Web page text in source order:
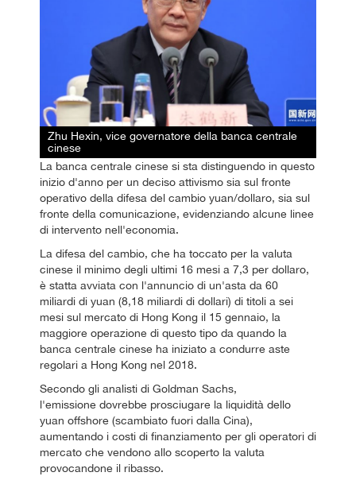
Zhu Hexin, vice governatore della banca centrale
cinese
La banca centrale cinese si sta distinguendo in questo
inizio d'anno per un deciso attivismo sia sul fronte
operativo della difesa del cambio yuan/dollaro, sia sul
fronte della comunicazione, evidenziando alcune linee
di intervento nell'economia.
La difesa del cambio, che ha toccato per la valuta
cinese il minimo degli ultimi 16 mesi a 7,3 per dollaro,
è statta avviata con l'annuncio di un'asta da 60
miliardi di yuan (8,18 miliardi di dollari) di titoli a sei
mesi sul mercato di Hong Kong il 15 gennaio, la
maggiore operazione di questo tipo da quando la
banca centrale cinese ha iniziato a condurre aste
regolari a Hong Kong nel 2018.
Secondo gli analisti di Goldman Sachs,
l'emissione dovrebbe prosciugare la liquidità dello
yuan offshore (scambiato fuori dalla Cina),
aumentando i costi di finanziamento per gli operatori di
mercato che vendono allo scoperto la valuta
provocandone il ribasso.